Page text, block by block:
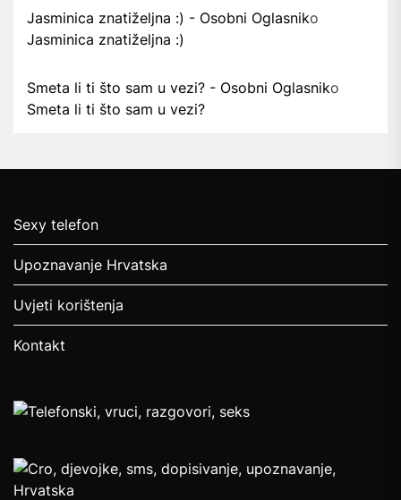
Jasminica znatiželjna :) - Osobni Oglasniko
Jasminica znatiželjna :)
Smeta li ti što sam u vezi? - Osobni Oglasniko
Smeta li ti što sam u vezi?
Sexy telefon
Upoznavanje Hrvatska
Uvjeti korištenja
Kontakt